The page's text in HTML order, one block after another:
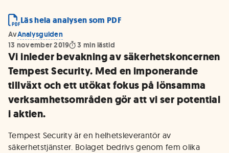
Läs hela analysen som PDF
AvAnalysguiden
13 november 2019
3 min lästid
Vi inleder bevakning av säkerhetskoncernen
Tempest Security. Med en imponerande
tillväxt och ett utökat fokus på lönsamma
verksamhetsområden gör att vi ser potential
i aktien.
Tempest Security är en helhetsleverantör av
säkerhetstjänster. Bolaget bedrivs genom fem olika